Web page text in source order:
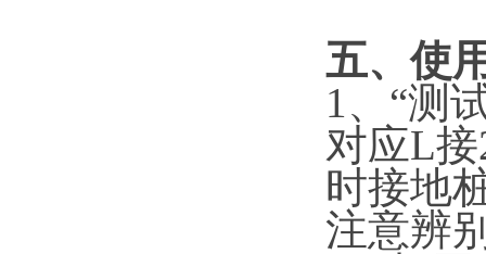
五、使
1、“测
对应L
时接地
注意辨